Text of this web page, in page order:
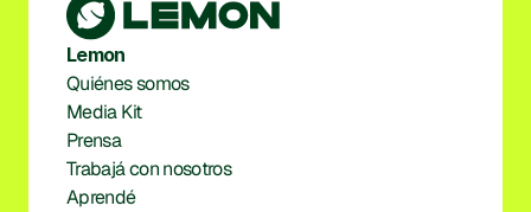
Lemon
Quiénes somos
Media Kit
Prensa
Trabajá con nosotros
Aprendé